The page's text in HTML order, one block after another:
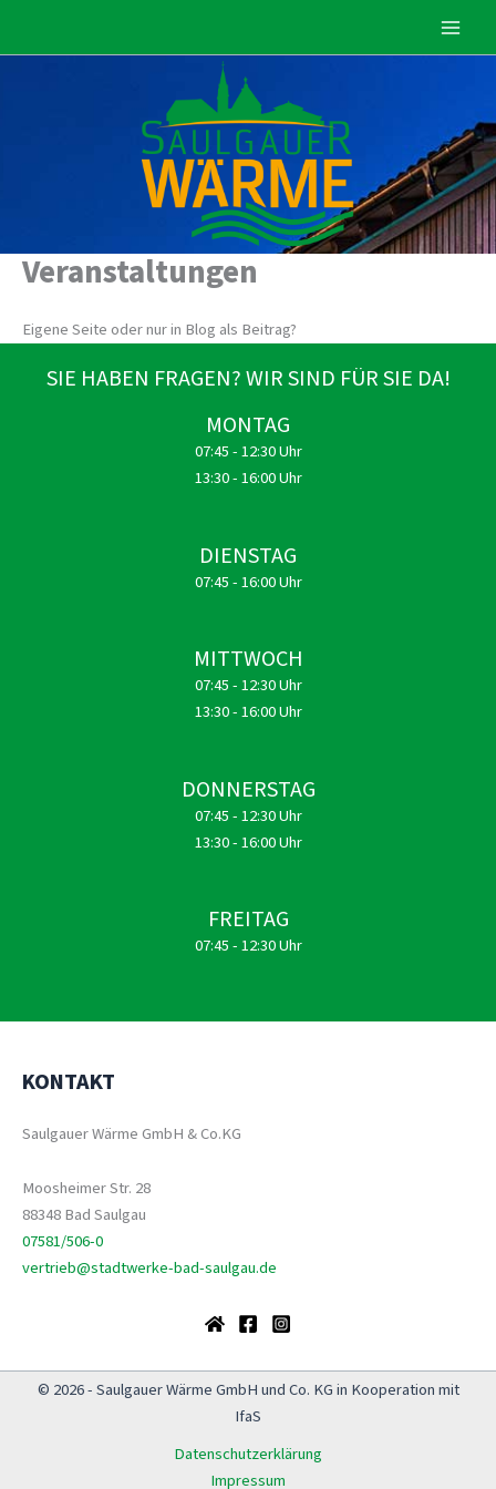
Veranstaltungen
Eigene Seite oder nur in Blog als Beitrag?
SIE HABEN FRAGEN? WIR SIND FÜR SIE DA!
MONTAG
07:45 - 12:30 Uhr
13:30 - 16:00 Uhr
DIENSTAG
07:45 - 16:00 Uhr
MITTWOCH
07:45 - 12:30 Uhr
13:30 - 16:00 Uhr
DONNERSTAG
07:45 - 12:30 Uhr
13:30 - 16:00 Uhr
FREITAG
07:45 - 12:30 Uhr
KONTAKT
Saulgauer Wärme GmbH & Co.KG
Moosheimer Str. 28
88348 Bad Saulgau
07581/506-0
vertrieb@stadtwerke-bad-saulgau.de
© 2026 - Saulgauer Wärme GmbH und Co. KG in Kooperation mit
IfaS
Datenschutzerklärung
Impressum